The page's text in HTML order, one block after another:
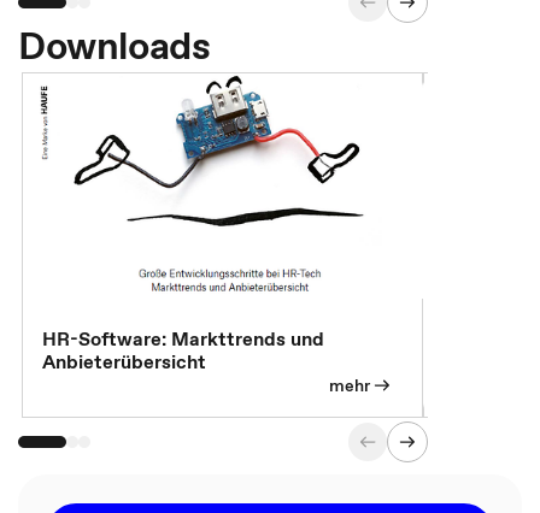
Downloads
HR-Software: Markttrends und
Anbieterübersicht
mehr